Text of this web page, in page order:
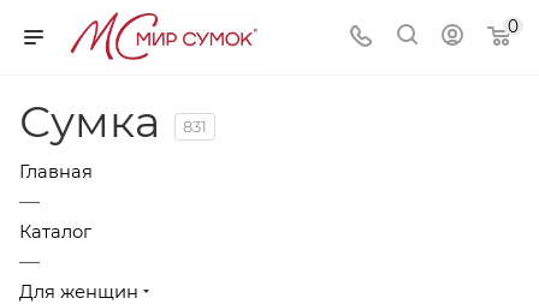
0
Сумка 831
Главная
—
Каталог
—
Для женщин